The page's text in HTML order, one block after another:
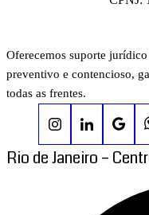
Oferecemos suporte
preventivo e contencioso,
todas as frentes.
Rio de Janeiro –